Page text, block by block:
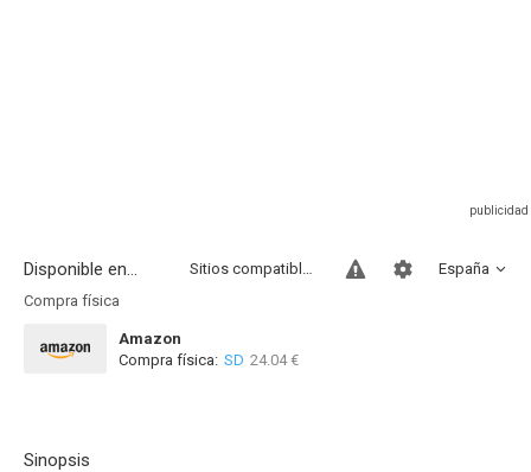
Disponible en... España
Sitios compatibles
Compra física
Amazon
Compra física: SD 24.04 €
Sinopsis